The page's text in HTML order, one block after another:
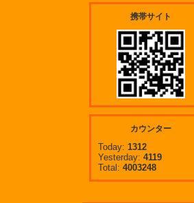
携帯サイト
カウンター
Today: 1312
Yesterday: 4119
Total: 4003248